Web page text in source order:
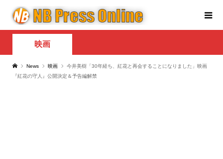
映画
News 映画
今井美樹「30年経ち、紅花と再会することになりました」映画
『紅花の守人』公開決定＆予告編解禁